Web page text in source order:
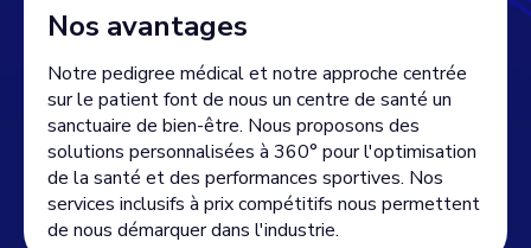
Nos avantages
Notre pedigree médical et notre approche centrée
sur le patient font de nous un centre de santé un
sanctuaire de bien-être. Nous proposons des
solutions personnalisées à 360° pour l'optimisation
de la santé et des performances sportives. Nos
services inclusifs à prix compétitifs nous permettent
de nous démarquer dans l'industrie.